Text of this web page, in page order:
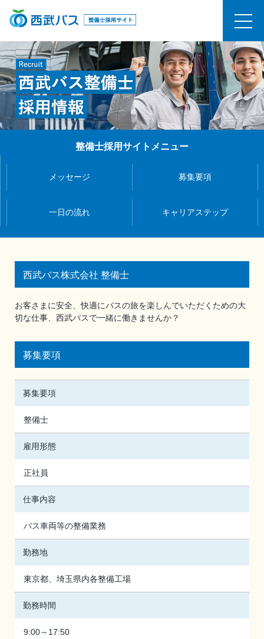
整備士採用サイトメニュー
メッセージ 募集要項
一日の流れ キャリアステップ
西武バス株式会社 整備士
お客さまに安全、快適にバスの旅を楽しんでいただくための大
切な仕事、西武バスで一緒に働きませんか？
募集要項
募集要項
整備士
雇用形態
正社員
仕事内容
バス車両等の整備業務
勤務地
東京都、埼玉県内各整備工場
勤務時間
9:00～17:50